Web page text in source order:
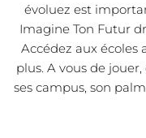
évoluez est
Imagine Ton Futur
Accédez aux écoles
plus. A vous de
ses campus, son